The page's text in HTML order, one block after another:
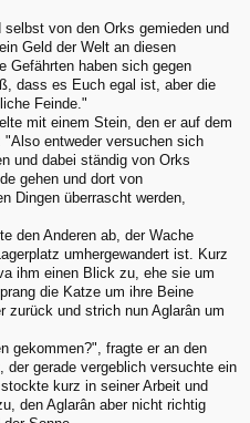
von den Orks gemieden und
Geld der Welt an diesen
Gefährten haben sich gegen
dass es Euch egal ist, aber die
Feinde."
mit einem Stein, den er auf dem
"Also entweder versuchen sich
und dabei ständig von Orks
gehen und dort von
Dingen überrascht werden,
den Anderen ab, der Wache
umhergewandert ist. Kurz
ihm einen Blick zu, ehe sie um
die Katze um ihre Beine
zurück und strich nun Aglarân um
gekommen?", fragte er an den
der gerade vergeblich versuchte ein
kurz in seiner Arbeit und
den Aglarân aber nicht richtig